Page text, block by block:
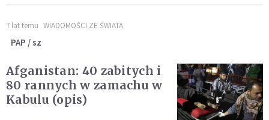
7 lat temu WIADOMOŚCI ZE ŚWIATA
PAP / sz
Afganistan: 40 zabitych i
80 rannych w zamachu w
Kabulu (opis)